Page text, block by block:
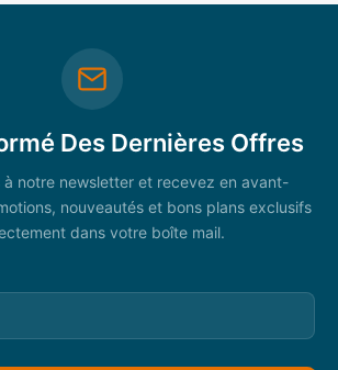
Des Dernières Offres
à notre newsletter et recevez en avant-
nouveautés et bons plans exclusifs
dans votre boîte mail.